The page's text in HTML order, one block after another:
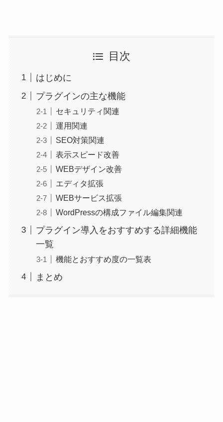
目次
はじめに
プラグインの主な機能
セキュリティ関連
運用関連
SEO対策関連
表示スピード改善
WEBデザイン改善
エディタ拡張
WEBサービス拡張
WordPressの構成ファイル編集関連
プラグイン導入をおすすめする詳細機能
一覧
機能とおすすめ度の一覧表
まとめ